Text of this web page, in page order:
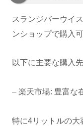
スランジバーウイ
ンショップで購入可
以下に主要な購入
– 楽天市場: 豊富な
特に4リットルの大